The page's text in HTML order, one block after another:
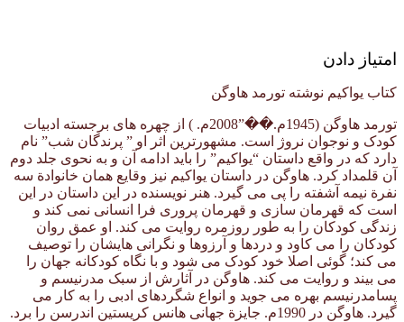
امتیاز دادن
کتاب یواکیم نوشته تورمد هاوگن
تورمد هاوگن (1945م.��”2008م. ) از چهره های برجسته ادبیات
کودک و نوجوان نروژ است. مشهورترین اثر او ” پرندگان شب” نام
دارد که در واقع داستان “یواکیم” را باید ادامه آن و به نحوی جلد دوم
آن قلمداد کرد. هاوگن در داستان یواکیم نیز وقایع همان خانوادة سه
نفرة نیمه آشفته را پی می گیرد. هنر نویسنده در این داستان در این
است که قهرمان سازی و قهرمان پروری فرا انسانی نمی کند و
زندگی کودکان را به طور روزمره روایت می کند. او عمق روان
کودکان را می کاود و دردها و آرزوها و نگرانی هایشان را توصیف
می کند؛ گوئی اصلا خود کودک می شود و با نگاه کودکانه جهان را
می بیند و روایت می کند. هاوگن در آثارش از سبک مدرنیسم و
پسامدرنیسم بهره می جوید و انواع شگردهای ادبی را به کار می
گیرد. هاوگن در 1990م. جایزة جهانی هانس کریستین اندرسن را برد.